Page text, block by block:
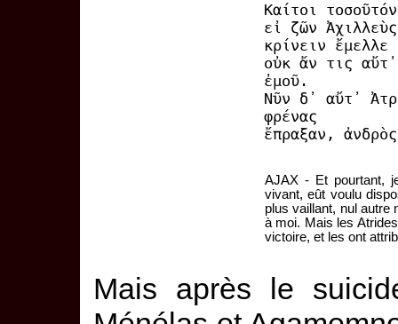
Καίτοι
εἰ ζῶν
κρίνειν
οὐκ ἄν τις
ἐμοῦ.
Νῦν δ᾽ αὔτ᾽
φρένας
ἔπραξαν,
AJAX - Et pourtant,
vivant, eût voulu
plus vaillant, nul autre
à moi. Mais les
victoire, et les ont
Mais après le